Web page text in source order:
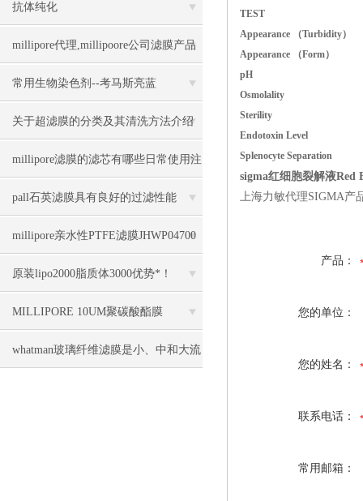
抗体纯化
millipore代理,millipoore公司滤膜产品
目录
常用生物染色剂--考马斯亮蓝
关于超滤膜的分类及其清洗方法介绍
millipore滤膜的滤芯有哪些日常使用注
意事项
pall石英滤膜具有良好的过滤性能
millipore亲水性PTFE滤膜JHWP04700
几大优势
原装lipo2000脂质体3000优势*！
MILLIPORE 10UM聚碳酸酯膜
TCTP04700几大特点
whatman玻璃纤维滤膜是小、中和大流
TEST
Appearance （Turbidity）
Appearance （Form）
pH
Osmolality
Sterility
Endotoxin Level
Splenocyte Separation
sigma红细胞裂解液
上海力敏代理SIGMA产
产品：
您的单位：
您的姓名：
联系电话：
常用邮箱：